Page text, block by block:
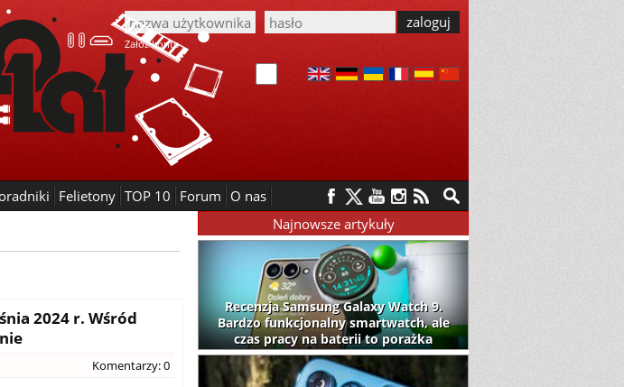
Załóż konto
Felietony TOP 10 Forum O nas
2024 r. Wśród
Komentarzy: 0
Najnowsze artykuły
Recenzja Samsung Galaxy Watch 9.
Bardzo funkcjonalny smartwatch, ale
czas pracy na baterii to porażka